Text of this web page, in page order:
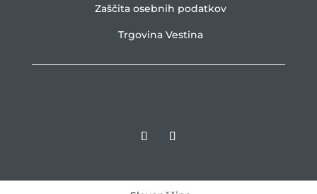
Zaščita osebnih podatkov
Trgovina Vestina